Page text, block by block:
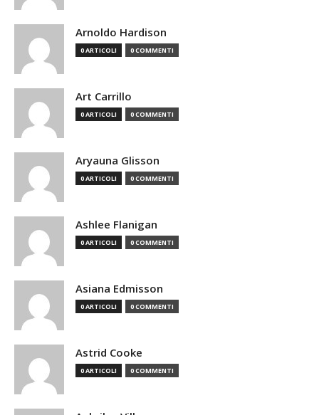
Arnoldo Hardison
0 ARTICOLI 0 COMMENTI
Art Carrillo
0 ARTICOLI 0 COMMENTI
Aryauna Glisson
0 ARTICOLI 0 COMMENTI
Ashlee Flanigan
0 ARTICOLI 0 COMMENTI
Asiana Edmisson
0 ARTICOLI 0 COMMENTI
Astrid Cooke
0 ARTICOLI 0 COMMENTI